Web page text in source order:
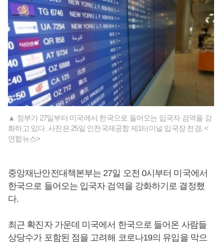
▲ 정부가 27일부터 미국에서 한국으로 들어오는 입국자 검역을 강
화하고 있다. 사진은 25일 인천국제공항 제1터미널 입국장 전경. <
연합뉴스>
중앙재난안전대책본부는 27일 오전 0시부터 미국에서
한국으로 들어오는 입국자 검역을 강화하기로 결정했
다.
최근 확진자 가운데 미국에서 한국으로 들어온 사람들
상당수가 포함된 점을 고려해 코로나19의 유입을 막으